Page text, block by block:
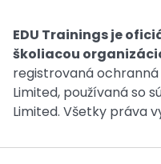
EDU Trainings je
školiacou
registrovaná ochranná
Limited, používaná so
Limited. Všetky práva